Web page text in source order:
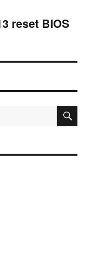
reset BIOS